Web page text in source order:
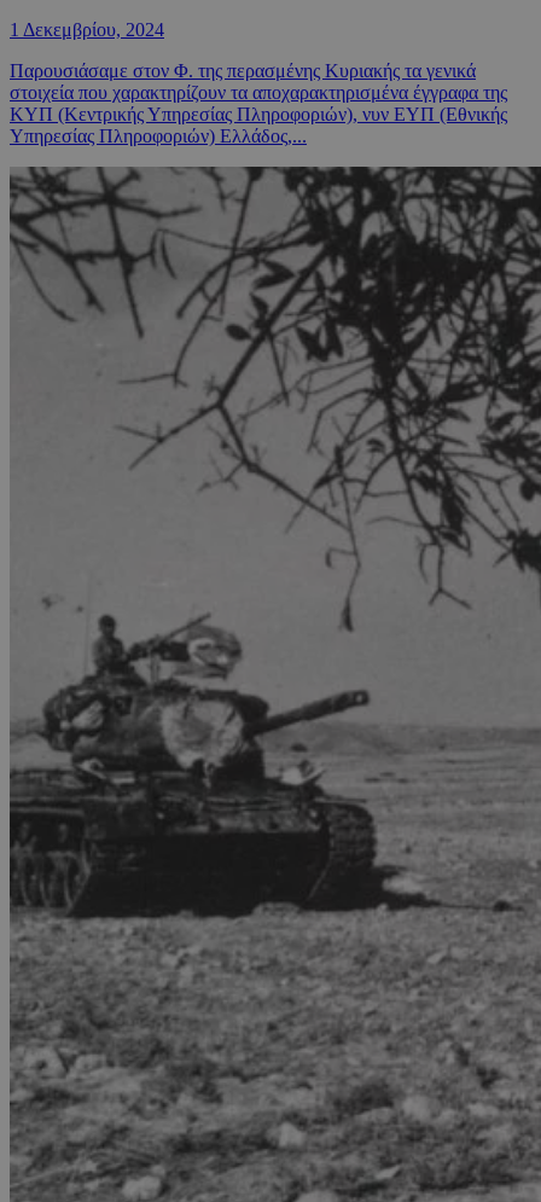
1 Δεκεμβρίου, 2024
Παρουσιάσαμε στον Φ. της περασμένης Κυριακής τα γενικά
στοιχεία που χαρακτηρίζουν τα αποχαρακτηρισμένα έγγραφα της
ΚΥΠ (Κεντρικής Υπηρεσίας Πληροφοριών), νυν ΕΥΠ (Εθνικής
Υπηρεσίας Πληροφοριών) Ελλάδος,...